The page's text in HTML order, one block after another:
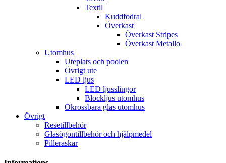
Textil
Kuddfodral
Överkast
Överkast Stripes
Överkast Metallo
Utomhus
Uteplats och poolen
Övrigt ute
LED ljus
LED ljusslingor
Blockljus utomhus
Okrossbara glas utomhus
Övrigt
Resetillbehör
Glasögontillbehör och hjälpmedel
Pilleraskar